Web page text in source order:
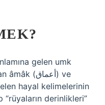
gelen umk
hayal kelimelerinin
derinlikleri”